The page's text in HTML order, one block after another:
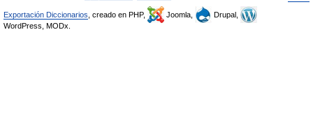
Exportación Diccionarios , creado en PHP, Joomla,
Drupal,
WordPress, MODx.